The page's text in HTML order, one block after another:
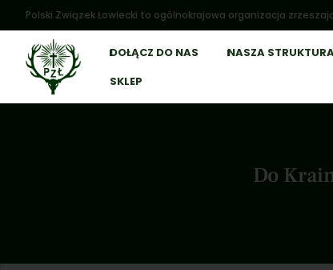
Polski Związek Łowiecki to ogólnokrajowa organizacja
DOŁĄCZ DO NAS NASZA
SKLEP
Do